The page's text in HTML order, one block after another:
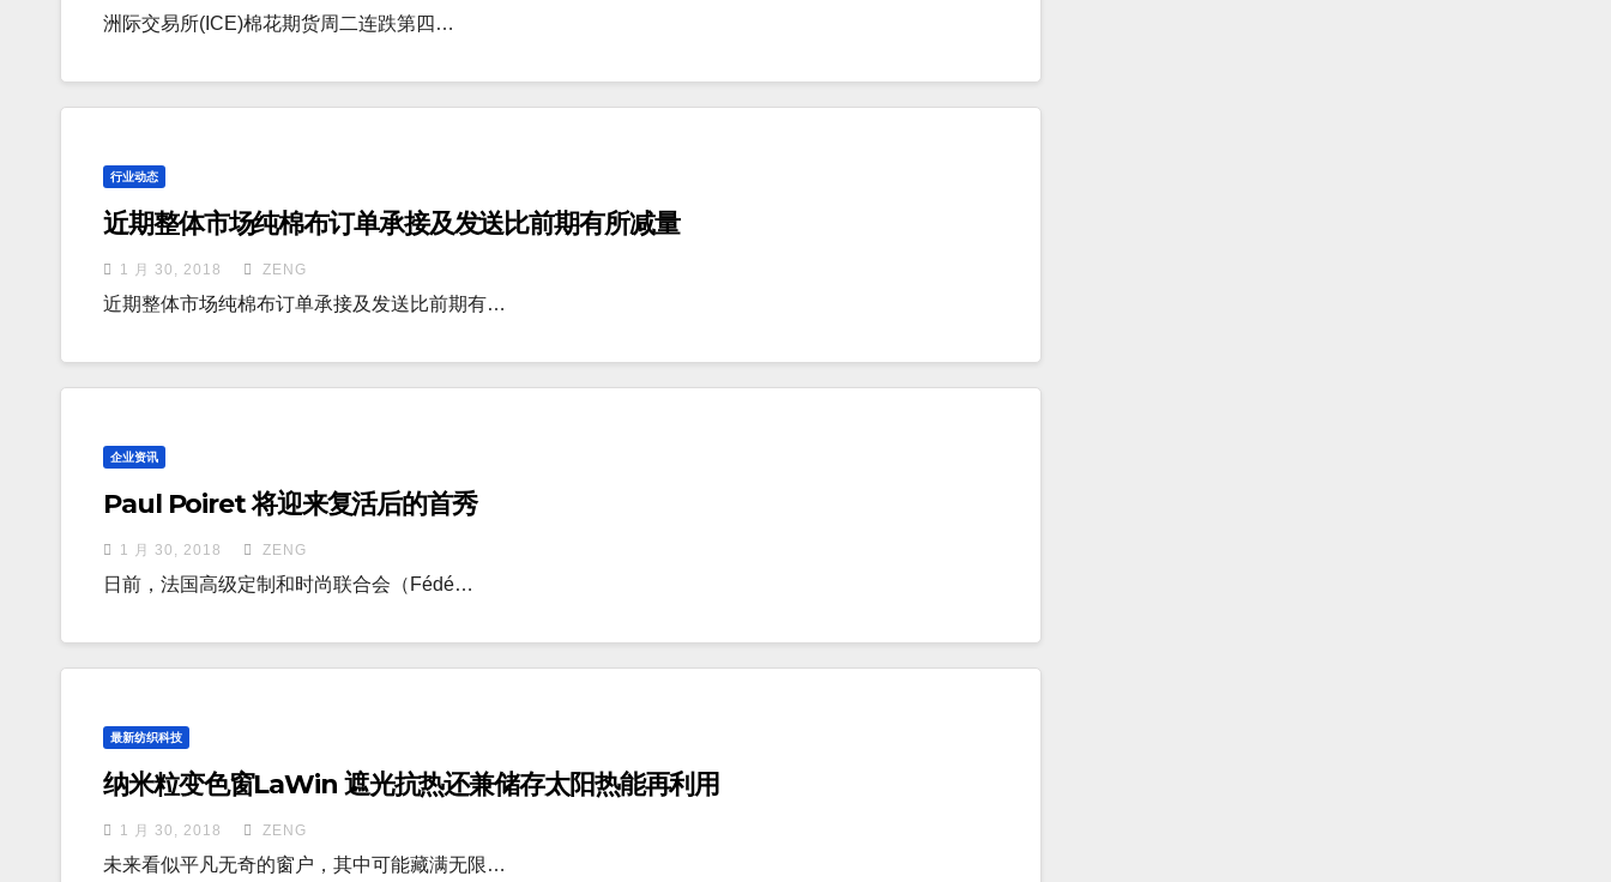
洲际交易所(ICE)棉花期货周二连跌第四…
行业动态
近期整体市场纯棉布订单承接及发送比前期有所减量
1 月 30, 2018 ZENG
近期整体市场纯棉布订单承接及发送比前期有…
企业资讯
Paul Poiret 将迎来复活后的首秀
1 月 30, 2018 ZENG
日前，法国高级定制和时尚联合会（Fédé…
最新纺织科技
纳米粒变色窗LaWin 遮光抗热还兼储存太阳热能再利用
1 月 30, 2018 ZENG
未来看似平凡无奇的窗户，其中可能藏满无限…